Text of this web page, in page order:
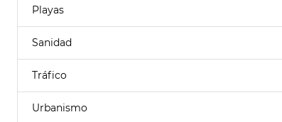
Playas
Sanidad
Tráfico
Urbanismo